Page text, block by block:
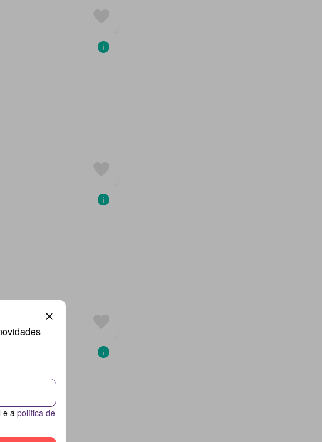
e a política de